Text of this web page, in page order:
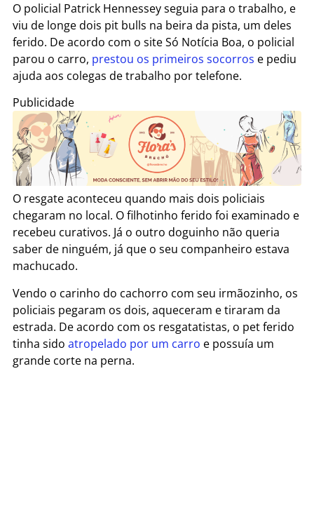
O policial Patrick Hennessey seguia para o trabalho, e
viu de longe dois pit bulls na beira da pista, um deles
ferido. De acordo com o site Só Notícia Boa, o policial
parou o carro, prestou os primeiros socorros e pediu
ajuda aos colegas de trabalho por telefone.
Publicidade
O resgate aconteceu quando mais dois policiais
chegaram no local. O filhotinho ferido foi examinado e
recebeu curativos. Já o outro doguinho não queria
saber de ninguém, já que o seu companheiro estava
machucado.
Vendo o carinho do cachorro com seu irmãozinho, os
policiais pegaram os dois, aqueceram e tiraram da
estrada. De acordo com os resgatatistas, o pet ferido
tinha sido atropelado por um carro e possuía um
grande corte na perna.